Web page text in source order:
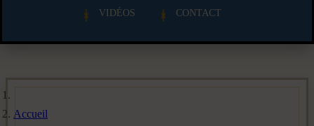
VIDÉOS CONTACT
Accueil